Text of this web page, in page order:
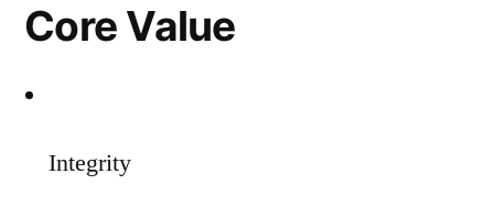
Core Value
Integrity